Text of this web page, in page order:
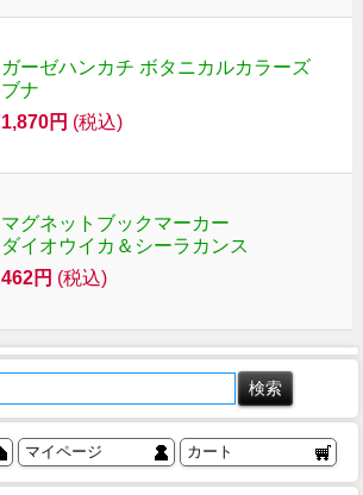
ガーゼハンカチ ボタニカルカラーズ
ブナ
1,870円 (税込)
マグネットブックマーカー
ダイオウイカ＆シーラカンス
462円 (税込)
マイページ カート